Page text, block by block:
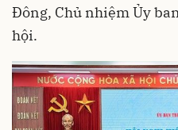
Đông, Chủ nhiệm Ủy
hội.